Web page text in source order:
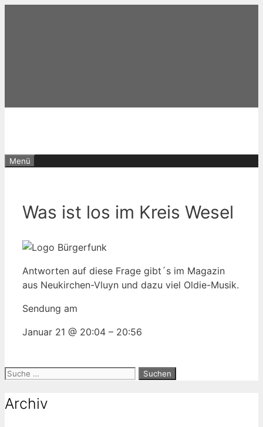
Menü
Was ist los im Kreis Wesel
Antworten auf diese Frage gibt´s im Magazin
aus Neukirchen-Vluyn und dazu viel Oldie-Musik.
Sendung am
Januar 21 @ 20:04 – 20:56
Suche
Archiv